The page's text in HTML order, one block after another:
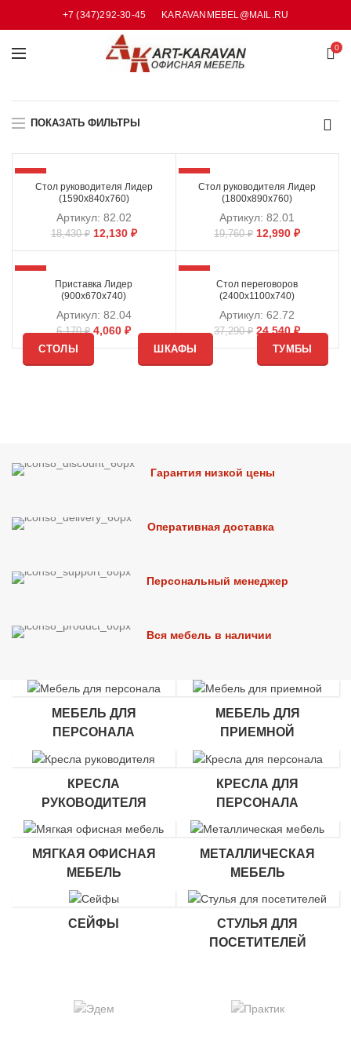
+7 (347)292-30-45 KARAVANMEBEL@MAIL.RU
0
ПОКАЗАТЬ ФИЛЬТРЫ
-34%
Стол руководителя Лидер
(1590х840х760)
Артикул: 82.02
18,430₽ 12,130 ₽
-34%
Стол руководителя Лидер
(1800х890х760)
Артикул:82.01
19,760₽ 12,990₽
-34%
Приставка Лидер
(900х670х740)
Артикул: 82.04
6,170₽ 4,060₽
-34%
Стол переговоров
(2400х1100х740)
Артикул:62.72
37,290₽ 24,540₽
СТОЛЫ ШКАФЫ ТУМБЫ
Гарантия низкой цены
Оперативная доставка
Персональный менеджер
Вся мебель в наличии
МЕБЕЛЬ ДЛЯ
ПЕРСОНАЛА
МЕБЕЛЬ ДЛЯ
ПРИЕМНОЙ
КРЕСЛА
РУКОВОДИТЕЛЯ
КРЕСЛА ДЛЯ
ПЕРСОНАЛА
МЯГКАЯ ОФИСНАЯ
МЕБЕЛЬ
МЕТАЛЛИЧЕСКАЯ
МЕБЕЛЬ
СЕЙФЫ
СТУЛЬЯ ДЛЯ
ПОСЕТИТЕЛЕЙ